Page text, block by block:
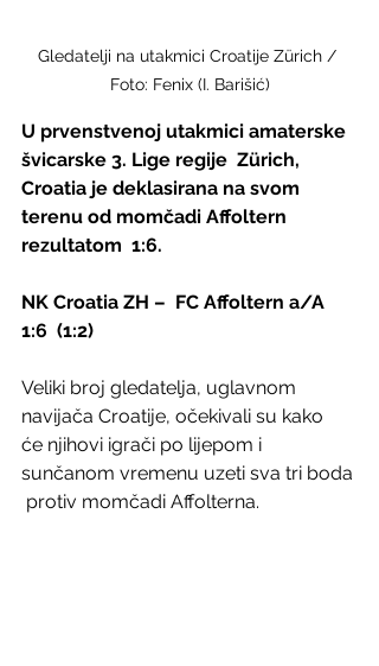
Gledatelji na utakmici Croatije Zürich /
Foto: Fenix (I. Barišić)
U prvenstvenoj utakmici amaterske
švicarske 3. Lige regije  Zürich,
Croatia je deklasirana na svom
terenu od momčadi Affoltern
rezultatom  1:6.
NK Croatia ZH –  FC Affoltern a/A
1:6  (1:2)
Veliki broj gledatelja, uglavnom
navijača Croatije, očekivali su kako
će njihovi igrači po lijepom i
sunčanom vremenu uzeti sva tri boda
protiv momčadi Affolterna.